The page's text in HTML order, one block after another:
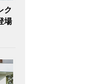
ク
場